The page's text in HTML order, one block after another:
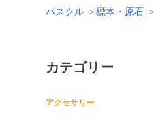
パスクル 標本・原石
カテゴリー
アクセサリー